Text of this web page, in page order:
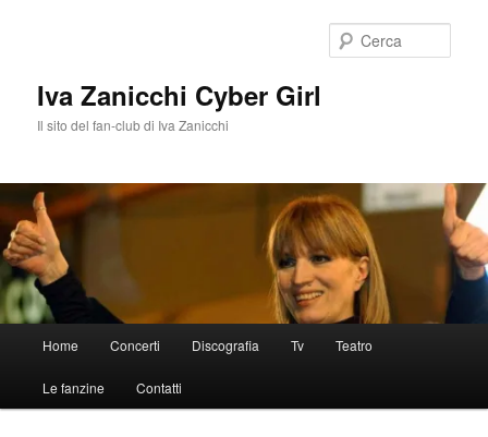
Iva Zanicchi Cyber Girl
Il sito del fan-club di Iva Zanicchi
principale
Home Concerti Discografia Tv Teatro
Le fanzine Contatti